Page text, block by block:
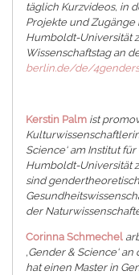
täglich Kurzvideos, in
Projekte und Zugänge
Humboldt-Universität
Wissenschaftstag an
berlin.de/de/
Kerstin Palm ist
Science‘ am Institut
Humboldt-Universität
sind
der
Corinna Schmechel
‚Gender & Science‘
hat einen Master in